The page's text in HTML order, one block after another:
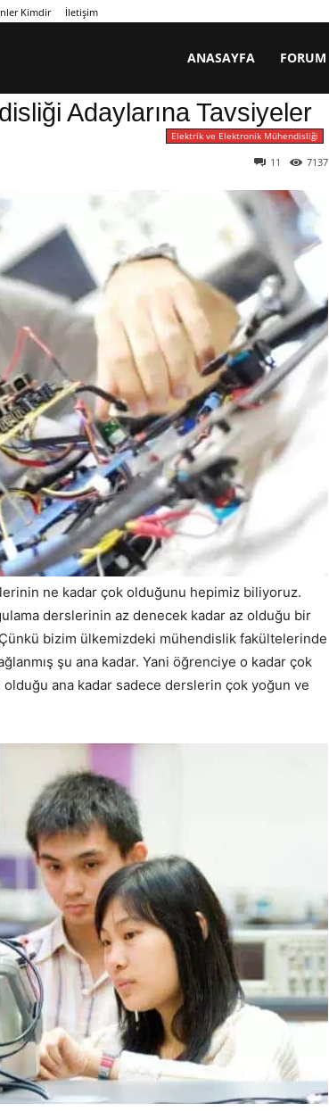
Kimdir İletişim
ANASAYFA FORUM
Adaylarına Tavsiyeler
Elektrik ve Elektronik Mühendisliği
7137
11
ne kadar çok olduğunu hepimiz biliyoruz.
derslerinin az denecek kadar az olduğu bir
bizim ülkemizdeki mühendislik fakültelerinde
şu ana kadar. Yani öğrenciye o kadar çok
olduğu ana kadar sadece derslerin çok yoğun ve